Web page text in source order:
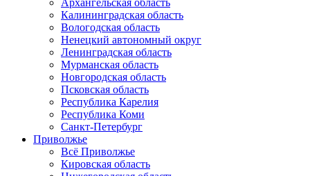
Архангельская область
Калининградская область
Вологодская область
Ненецкий автономный округ
Ленинградская область
Мурманская область
Новгородская область
Псковская область
Республика Карелия
Республика Коми
Санкт-Петербург
Приволжье
Всё Приволжье
Кировская область